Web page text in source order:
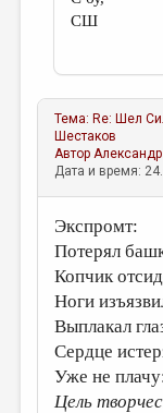
СШ
Тема: Re: Шел
Шестаков
Автор
Дата и время:
Экспромт:
Потерял
Копчик
Ноги
Выплакал
Сердце
Уже не
Цель